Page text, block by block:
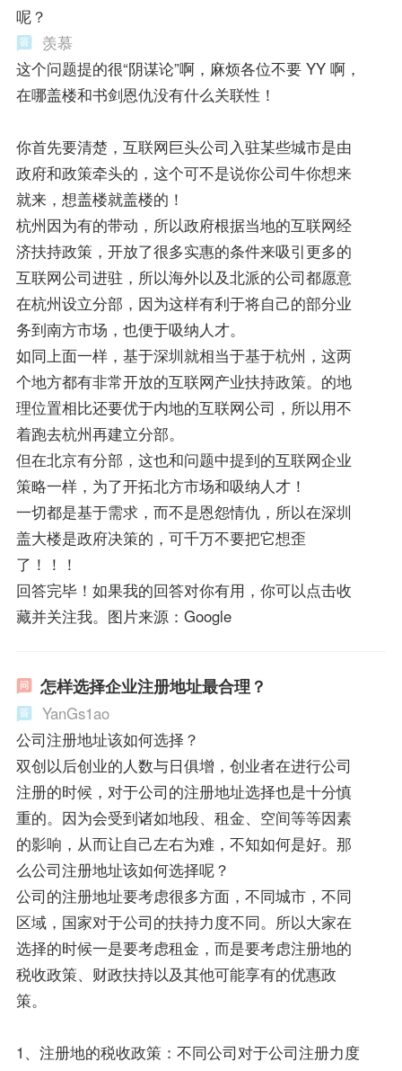
呢？
羡慕
这个问题提的很“阴谋论”啊，麻烦各位不要 YY 啊，
在哪盖楼和书剑恩仇没有什么关联性！
你首先要清楚，互联网巨头公司入驻某些城市是由
政府和政策牵头的，这个可不是说你公司牛你想来
就来，想盖楼就盖楼的！
杭州因为有的带动，所以政府根据当地的互联网经
济扶持政策，开放了很多实惠的条件来吸引更多的
互联网公司进驻，所以海外以及北派的公司都愿意
在杭州设立分部，因为这样有利于将自己的部分业
务到南方市场，也便于吸纳人才。
如同上面一样，基于深圳就相当于基于杭州，这两
个地方都有非常开放的互联网产业扶持政策。的地
理位置相比还要优于内地的互联网公司，所以用不
着跑去杭州再建立分部。
但在北京有分部，这也和问题中提到的互联网企业
策略一样，为了开拓北方市场和吸纳人才！
一切都是基于需求，而不是恩怨情仇，所以在深圳
盖大楼是政府决策的，可千万不要把它想歪
了！！！
回答完毕！如果我的回答对你有用，你可以点击收
藏并关注我。图片来源：Google
怎样选择企业注册地址最合理？
YanGs1ao
公司注册地址该如何选择？
双创以后创业的人数与日俱增，创业者在进行公司
注册的时候，对于公司的注册地址选择也是十分慎
重的。因为会受到诸如地段、租金、空间等等因素
的影响，从而让自己左右为难，不知如何是好。那
么公司注册地址该如何选择呢？
公司的注册地址要考虑很多方面，不同城市，不同
区域，国家对于公司的扶持力度不同。所以大家在
选择的时候一是要考虑租金，而是要考虑注册地的
税收政策、财政扶持以及其他可能享有的优惠政
策。
1、注册地的税收政策：不同公司对于公司注册力度